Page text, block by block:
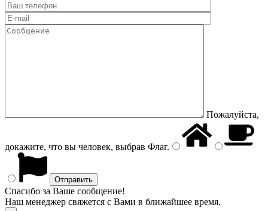
Пожалуйста,
докажите, что вы человек, выбрав Флаг.
Спасибо за Ваше сообщение!
Наш менеджер свяжется с Вами в ближайшее время.